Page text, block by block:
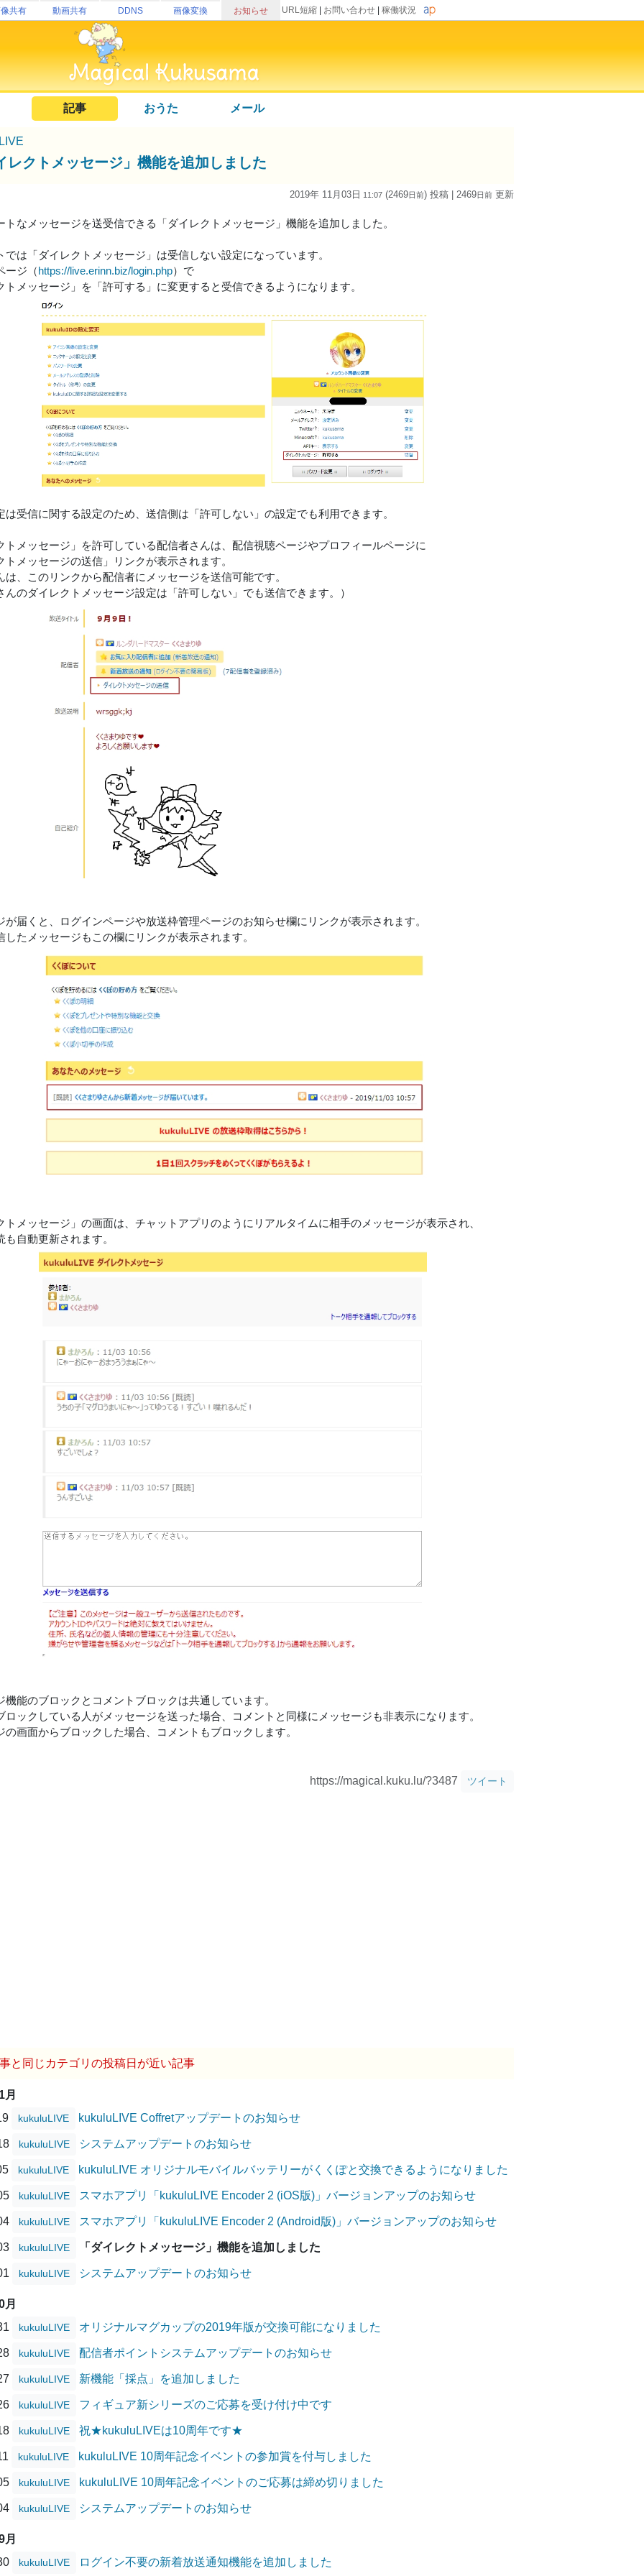
共有 動画共有 DDNS 画像変換 お知らせ URL短縮 お問い合わせ 稼働状況
記事 おうた メール
レクトメッセージ」機能を追加しました
2019年 11月03日 11:07 (2469日前) 投稿 | 2469日前 更新
トなメッセージを送受信できる「ダイレクトメッセージ」機能を追加しました。
では「ダイレクトメッセージ」は受信しない設定になっています。
ージ（https://live.erinn.biz/login.php）で
トメッセージ」を「許可する」に変更すると受信できるようになります。
受信に関する設定のため、送信側は「許可しない」の設定でも利用できます。
トメッセージ」を許可している配信者さんは、配信視聴ページやプロフィールページに
トメッセージの送信」リンクが表示されます。
は、このリンクから配信者にメッセージを送信可能です。
んのダイレクトメッセージ設定は「許可しない」でも送信できます。）
が届くと、ログインページや放送枠管理ページのお知らせ欄にリンクが表示されます。
したメッセージもこの欄にリンクが表示されます。
トメッセージ」の画面は、チャットアプリのようにリアルタイムに相手のメッセージが表示され、
も自動更新されます。
機能のブロックとコメントブロックは共通しています。
ロックしている人がメッセージを送った場合、コメントと同様にメッセージも非表示になります。
の画面からブロックした場合、コメントもブロックします。
https://magical.kuku.lu/?3487 ツイート
と同じカテゴリの投稿日が近い記事
月
kukuluLIVE kukuluLIVE Coffretアップデートのお知らせ
kukuluLIVE システムアップデートのお知らせ
kukuluLIVE kukuluLIVE オリジナルモバイルバッテリーがくくぽと交換できるようになりました
kukuluLIVE スマホアプリ「kukuluLIVE Encoder 2 (iOS版)」バージョンアップのお知らせ
kukuluLIVE スマホアプリ「kukuluLIVE Encoder 2 (Android版)」バージョンアップのお知らせ
kukuluLIVE 「ダイレクトメッセージ」機能を追加しました
kukuluLIVE システムアップデートのお知らせ
月
kukuluLIVE オリジナルマグカップの2019年版が交換可能になりました
kukuluLIVE 配信者ポイントシステムアップデートのお知らせ
kukuluLIVE 新機能「採点」を追加しました
kukuluLIVE フィギュア新シリーズのご応募を受け付け中です
kukuluLIVE 祝★kukuluLIVEは10周年です★
kukuluLIVE kukuluLIVE 10周年記念イベントの参加賞を付与しました
kukuluLIVE kukuluLIVE 10周年記念イベントのご応募は締め切りました
kukuluLIVE システムアップデートのお知らせ
月
kukuluLIVE ログイン不要の新着放送通知機能を追加しました